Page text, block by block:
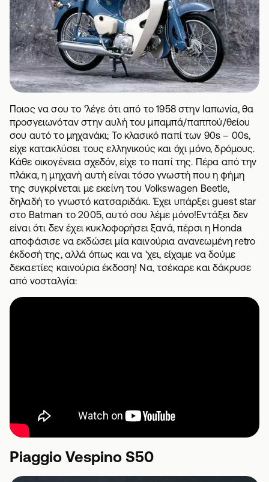
Ποιος να σου το ‘λέγε ότι από το 1958 στην Ιαπωνία, θα
προσγειωνόταν στην αυλή του μπαμπά/παππού/θείου
σου αυτό το μηχανάκι; Το κλασικό παπί των 90s – 00s,
είχε κατακλύσει τους ελληνικούς και όχι μόνο, δρόμους.
Κάθε οικογένεια σχεδόν, είχε το παπί της. Πέρα από την
πλάκα, η μηχανή αυτή είναι τόσο γνωστή που η φήμη
της συγκρίνεται με εκείνη του Volkswagen Beetle,
δηλαδή το γνωστό κατσαριδάκι. Έχει υπάρξει guest star
στο Batman το 2005, αυτό σου λέμε μόνο!Εντάξει δεν
είναι ότι δεν έχει κυκλοφορήσει ξανά, πέρσι η Honda
αποφάσισε να εκδώσει μία καινούρια ανανεωμένη retro
έκδοσή της, αλλά όπως και να 'χει, είχαμε να δούμε
δεκαετίες καινούρια έκδοση! Να, τσέκαρε και δάκρυσε
από νοσταλγία:
Piaggio Vespino S50